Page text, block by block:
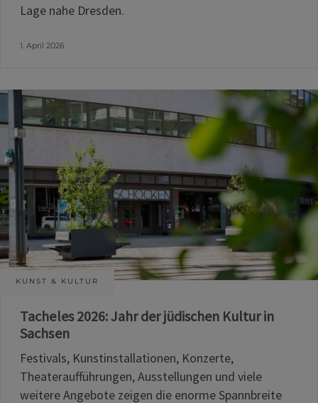
Lage nahe Dresden.
1. April 2026
KUNST & KULTUR
Tacheles 2026: Jahr der jüdischen Kultur in
Sachsen
Festivals, Kunstinstallationen, Konzerte,
Theateraufführungen, Ausstellungen und viele
weitere Angebote zeigen die enorme Spannbreite